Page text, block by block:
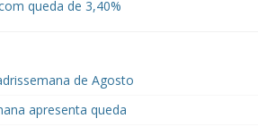
queda de 3,40%
de Agosto
apresenta queda